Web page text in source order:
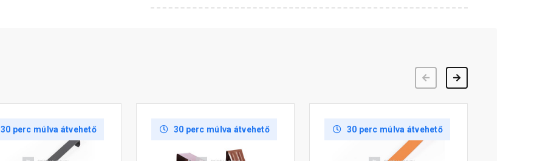
30 perc múlva átvehető 30 perc múlva átvehető 30 perc múlva átvehető